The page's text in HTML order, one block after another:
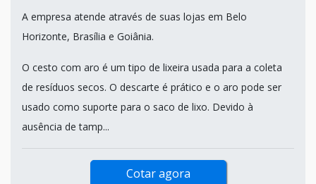
A empresa atende através de suas lojas em Belo
Horizonte, Brasília e Goiânia.
O cesto com aro é um tipo de lixeira usada para a coleta
de resíduos secos. O descarte é prático e o aro pode ser
usado como suporte para o saco de lixo. Devido à
ausência de tamp...
Cotar agora